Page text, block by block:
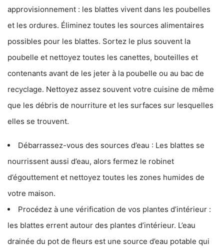
approvisionnement : les blattes vivent dans les poubelles
et les ordures. Éliminez toutes les sources alimentaires
possibles pour les blattes. Sortez le plus souvent la
poubelle et nettoyez toutes les canettes, bouteilles et
contenants avant de les jeter à la poubelle ou au bac de
recyclage. Nettoyez assez souvent votre cuisine de même
que les débris de nourriture et les surfaces sur lesquelles
elles se trouvent.
Débarrassez-vous des sources d’eau : Les blattes se
nourrissent aussi d’eau, alors fermez le robinet
d’égouttement et nettoyez toutes les zones humides de
votre maison.
Procédez à une vérification de vos plantes d’intérieur :
les blattes errent autour des plantes d’intérieur. L’eau
drainée du pot de fleurs est une source d’eau potable qui